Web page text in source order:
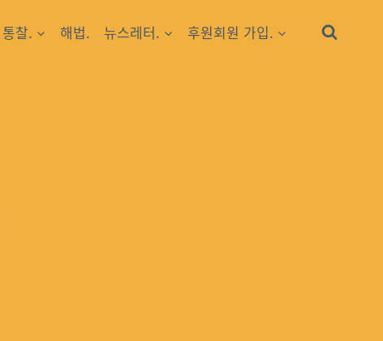
통찰. 해법. 뉴스레터. 후원회원 가입.